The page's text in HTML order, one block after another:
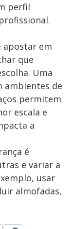
perfil
apostar em
que
Uma
ambientes de
permitem
escala e
a
é
e variar a
usar
almofadas,